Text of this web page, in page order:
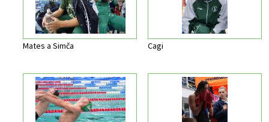
Mates a Simča Cagi